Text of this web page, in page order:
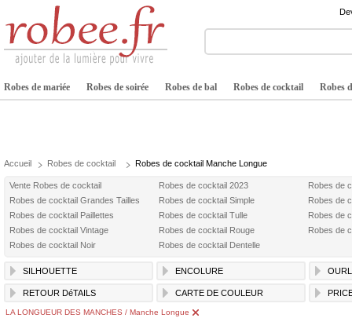
Robes de mariée Robes de soirée Robes de bal Robes de cocktail Robes
Accueil Robes de cocktail Robes de cocktail Manche Longue
Vente Robes de cocktail Robes de cocktail 2023
Robes de
Robes de cocktail Grandes Tailles
Robes de cocktail Simple
Robes de
Robes de cocktail Paillettes
Robes de cocktail Tulle
Robes de
Robes de cocktail Vintage
Robes de cocktail Rouge
Robes de
Robes de cocktail Noir
Robes de cocktail Dentelle
SILHOUETTE ENCOLURE
RETOUR DéTAILS CARTE DE COULEUR
LA LONGUEUR DES MANCHES / Manche Longue